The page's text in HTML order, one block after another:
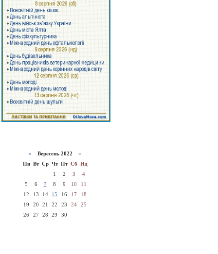
« Вересень 2022 »
Пн Вт Ср Чт Пт Сб Нд
1
2 3
4
5
6 7 8 9 10
11
12
13 14 15 16 17
18
19
20 21 22 23 24
25
26
27 28 29 30